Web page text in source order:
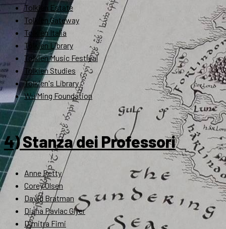
Tolkien Estate
Tolkien Gateway
Tolkien Italia
Tolkien Library
Tolkien Music Festival
Tolkien Studies
Tolkien's Library
Wu Ming Foundation
4) Stanza dei Professori
Anne Petty
Corey Olsen
David Bratman
Diana Pavlac Glyer
Dimitra Fimi